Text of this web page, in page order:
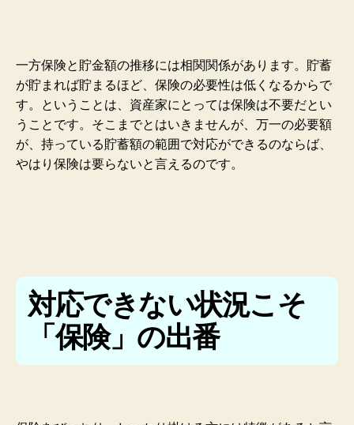
一方保険と貯金額の推移には相関関係があります。貯蓄
が貯まれば貯まるほど、保険の必要性は低くなるからで
す。ということは、資産家にとっては保険は不要だとい
うことです。そこまでとはいきませんが、万一の必要額
が、持っている貯蓄額の範囲で対応ができるのならば、
やはり保険は要らないと言えるのです。
対応できない状況こそ
「保険」の出番